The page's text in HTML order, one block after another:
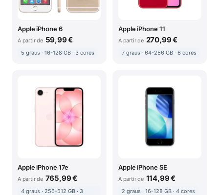
Apple iPhone 6
A partir de 59,99 €
5 graus · 16-128 GB · 3 cores
Apple iPhone 11
A partir de 270,99 €
7 graus · 64-256 GB · 6 cores
Apple iPhone 17e
A partir de 765,99 €
4 graus · 256-512 GB · 3
Apple iPhone SE
A partir de 114,99 €
2 graus · 16-128 GB · 4 cores